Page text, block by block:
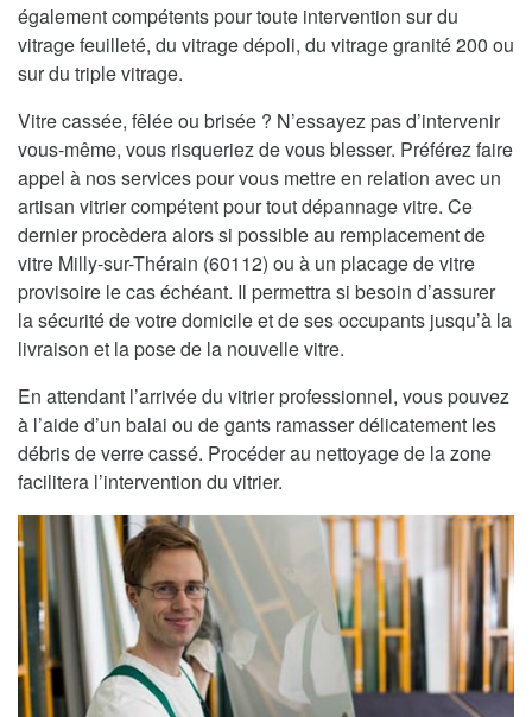
également compétents pour toute intervention sur du
vitrage feuilleté, du vitrage dépoli, du vitrage granité 200 ou
sur du triple vitrage.
Vitre cassée, fêlée ou brisée ? N’essayez pas d’intervenir
vous-même, vous risqueriez de vous blesser. Préférez faire
appel à nos services pour vous mettre en relation avec un
artisan vitrier compétent pour tout dépannage vitre. Ce
dernier procèdera alors si possible au remplacement de
vitre Milly-sur-Thérain (60112) ou à un placage de vitre
provisoire le cas échéant. Il permettra si besoin d’assurer
la sécurité de votre domicile et de ses occupants jusqu’à la
livraison et la pose de la nouvelle vitre.
En attendant l’arrivée du vitrier professionnel, vous pouvez
à l’aide d’un balai ou de gants ramasser délicatement les
débris de verre cassé. Procéder au nettoyage de la zone
facilitera l’intervention du vitrier.